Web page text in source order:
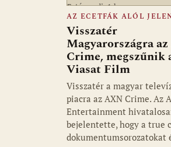
Fotó: media1.hu
AZ ECETFÁK ALÓL
Visszatér
Magyarországra
Crime, megszűnik
Viasat Film
Visszatér a magyar
piacra az AXN Crime. Az
Entertainment
bejelentette, hogy a true
dokumentumsorozatokat